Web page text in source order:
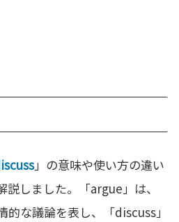
」の意味や使い方の違い
説しました。「argue」は、
的な議論を表し、「discuss」